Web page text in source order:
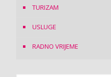
TURIZAM
USLUGE
RADNO VRIJEME